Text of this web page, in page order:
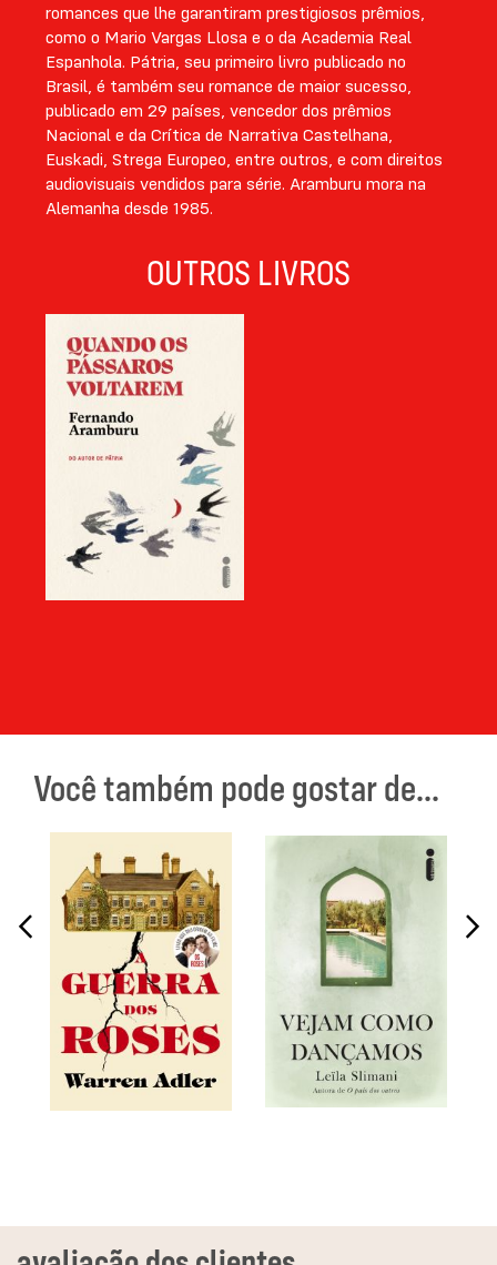
romances que lhe garantiram prestigiosos prêmios,
como o Mario Vargas Llosa e o da Academia Real
Espanhola. Pátria, seu primeiro livro publicado no
Brasil, é também seu romance de maior sucesso,
publicado em 29 países, vencedor dos prêmios
Nacional e da Crítica de Narrativa Castelhana,
Euskadi, Strega Europeo, entre outros, e com direitos
audiovisuais vendidos para série. Aramburu mora na
Alemanha desde 1985.
OUTROS LIVROS
Você também pode gostar de...